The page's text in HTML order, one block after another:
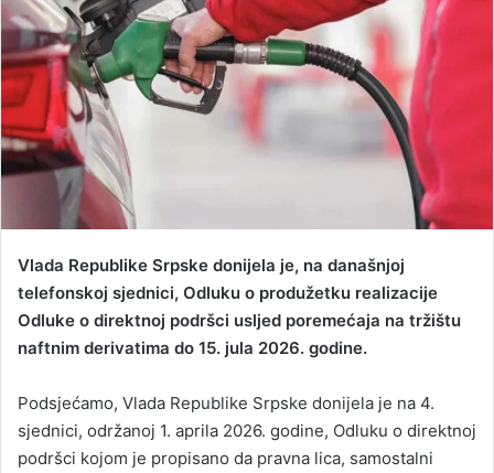
m
a
l
Vlada Republike Srpske donijela je, na današnjoj
telefonskoj sjednici, Odluku o produžetku realizacije
Odluke o direktnoj podršci usljed poremećaja na tržištu
naftnim derivatima do 15. jula 2026. godine.
Podsjećamo, Vlada Republike Srpske donijela je na 4.
sjednici, održanoj 1. aprila 2026. godine, Odluku o direktnoj
podršci kojom je propisano da pravna lica, samostalni